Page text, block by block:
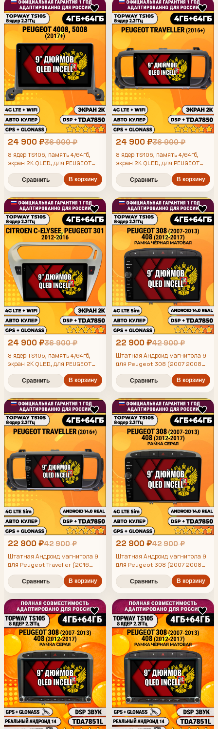
24 900 ₽36 900 ₽
8 ядер TS105, память 4/64гб,
экран 2К QLED, для PEUGEOT
4008, 5008 (2017+) Пежо,
Android магнитола
Сравнить В корзину
24 900 ₽36 900 ₽
8 ядер TS105, память 4/64гб,
экран 2К QLED, для PEUGEOT
магнитола
Сравнить В корзину
24 900 ₽36 900 ₽
8 ядер TS105, память 4/64гб,
экран 2К QLED, для PEUGEOT
2016), Android магнитола
Сравнить В корзину
22 900 ₽42 900 ₽
Штатная Андроид магнитола 9
для Peugeot 308 (2007 2008
408 (2012 2013 2014 2015 2016
2017), TS105 8 ядер, 4/64гб, Qled
Gps/Глонасс
Сравнить В корзину
22 900 ₽42 900 ₽
Штатная Андроид магнитола 9
для Peugeot Traveller (2016
2023 2024), TS105 8 ядер,
4/64гб, Qled Incell,
Глонасс
Сравнить В корзину
22 900 ₽42 900 ₽
Штатная Андроид магнитола 9
для Peugeot 308 (2007 2008
408 (2012 2013 2014 2015 2016
2017), TS105 8 ядер, 4/64гб, Qled
Gps/Глонасс
Сравнить В корзину